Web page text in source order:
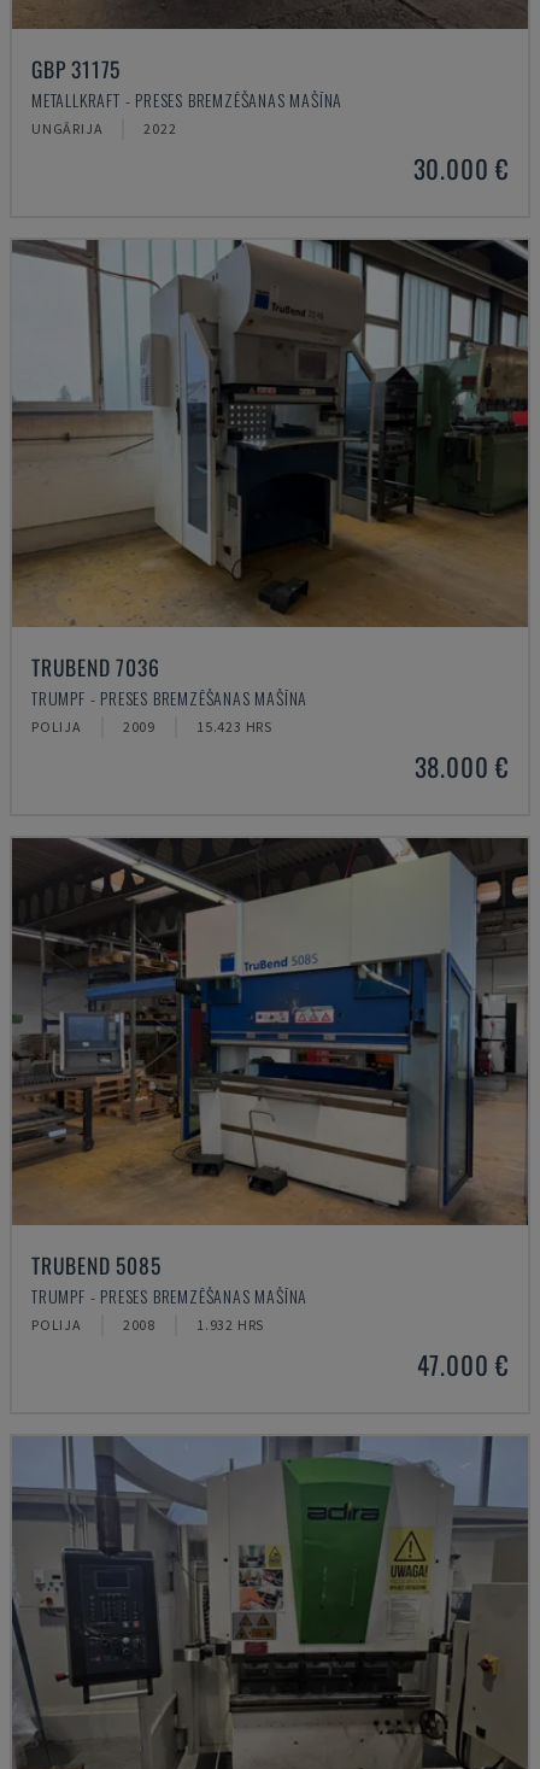
GBP 31175
METALLKRAFT - PRESES BREMZĒŠANAS MAŠĪNA
UNGĀRIJA 2022
30.000 €
TRUBEND 7036
TRUMPF - PRESES BREMZĒŠANAS MAŠĪNA
POLIJA 2009 15.423 HRS
38.000 €
TRUBEND 5085
TRUMPF - PRESES BREMZĒŠANAS MAŠĪNA
POLIJA 2008 1.932 HRS
47.000 €